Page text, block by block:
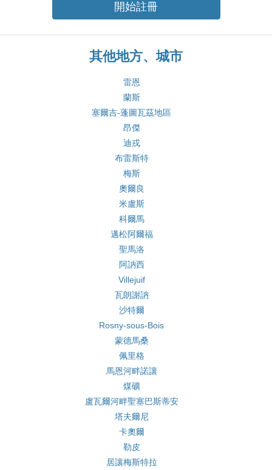
開始註冊
其他地方、城市
雷恩
蘭斯
塞爾吉-蓬圖瓦茲地區
昂傑
迪戎
布雷斯特
梅斯
奧爾良
米盧斯
科爾馬
邁松阿爾福
聖馬洛
阿訥西
Villejuif
瓦朗謝訥
沙特爾
Rosny-sous-Bois
蒙德馬桑
佩里格
馬恩河畔諾讓
煤礦
盧瓦爾河畔聖塞巴斯蒂安
塔夫爾尼
卡奧爾
勒皮
居讓梅斯特拉